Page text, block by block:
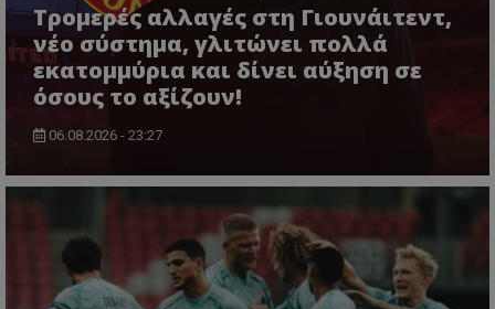
Τρομερές αλλαγές στη Γιουνάιτεντ,
νέο σύστημα, γλιτώνει πολλά
εκατομμύρια και δίνει αύξηση σε
όσους το αξίζουν!
06.08.2026 - 23:27